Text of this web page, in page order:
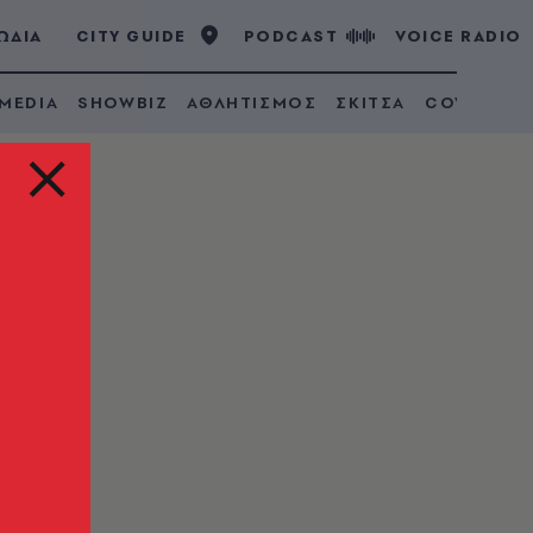
CITY GUIDE PODCAST VOICE RADIO
SHOWBIZ ΑΘΛΗΤΙΣΜΟΣ ΣΚΙΤΣΑ COVID 19